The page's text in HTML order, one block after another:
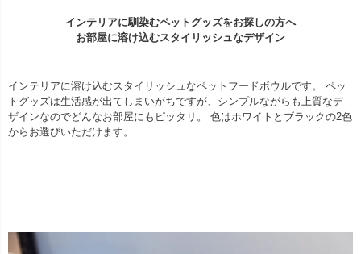
インテリアに馴染むペットグッズをお探しの方へ
お部屋に溶け込むスタイリッシュなデザイン
インテリアに溶け込むスタイリッシュなペットフードボウルです。 ペッ
トグッズは生活感が出てしまいがちですが、シンプルながらも上質なデ
ザインなのでどんなお部屋にもピッタリ。 色はホワイトとブラックの2色
からお選びいただけます。